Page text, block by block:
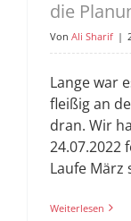
die
Von Ali Sharif |
Lange war
fleißig an
dran. Wir
24.07.2022
Laufe März
Weiterlesen